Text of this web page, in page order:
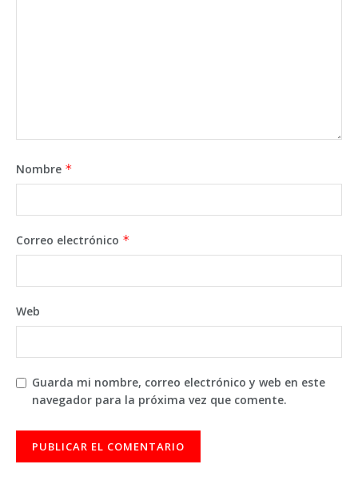
Nombre *
Correo electrónico *
Web
Guarda mi nombre, correo electrónico y web en este
navegador para la próxima vez que comente.